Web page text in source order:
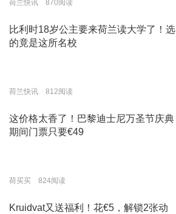
荷兰快讯 870阅读
比利时18岁公主要来荷兰读大学了！选
的竟是这所名校
荷兰快讯 812阅读
这价格太香了！巴黎迪士尼万圣节庆典
期间门票只要€49
荷买买 824阅读
Kruidvat又送福利！花€5，解锁2张动